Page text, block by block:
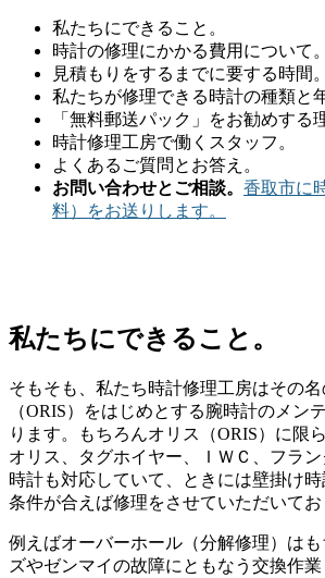
私たちにできること。
時計の修理にかかる費用について。
見積もりをするまでに要する時間。
私たちが修理できる時計の種類と
「無料郵送パック」をお勧めする
時計修理工房で働くスタッフ。
よくあるご質問とお答え。
お問い合わせとご相談。 香取市に
料）をお送りします。
私たちにできること。
そもそも、私たち時計修理工房はその
（ORIS）をはじめとする腕時計のメン
ります。もちろんオリス（ORIS）に限
オリス、タグホイヤー、ＩＷＣ、フラ
時計も対応していて、ときには壁掛け
条件が合えば修理をさせていただいてお
例えばオーバーホール（分解修理）は
ズやゼンマイの故障にともなう交換作